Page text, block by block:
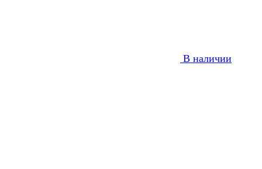
В наличии